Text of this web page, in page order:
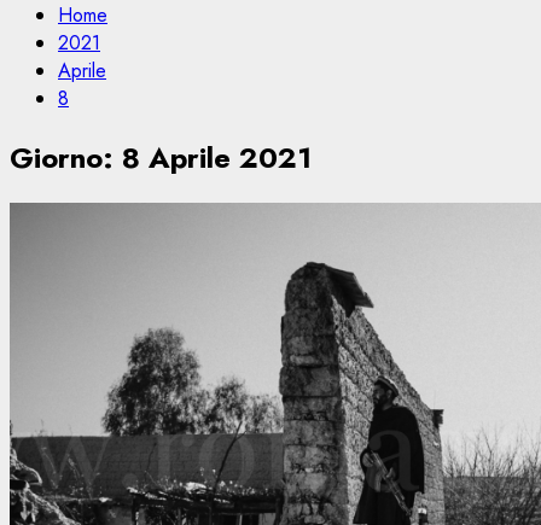
Home
2021
Aprile
8
Giorno: 8 Aprile 2021